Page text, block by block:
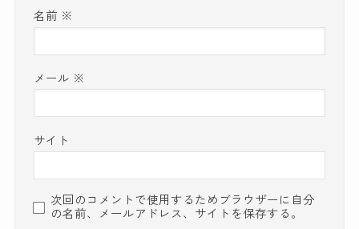
名前 ※
メール ※
サイト
次回のコメントで使用するためブラウザーに自分
の名前、メールアドレス、サイトを保存する。